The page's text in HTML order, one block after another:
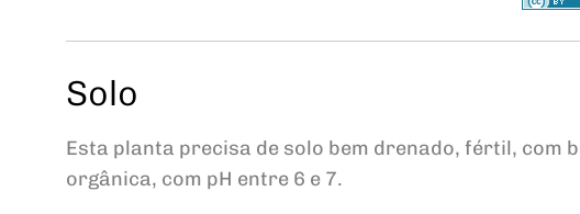
Solo
Esta planta precisa de solo bem drenado, fértil, com
orgânica, com pH entre 6 e 7.